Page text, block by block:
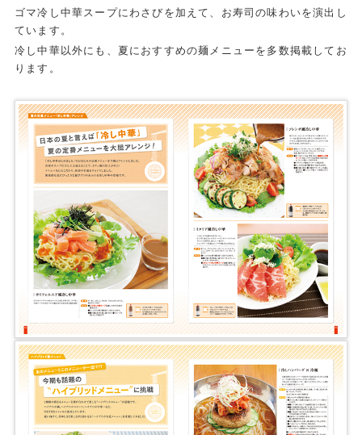
ゴマ冷し中華スープにわさびを加えて、お寿司の味わいを演出し
ています。
冷し中華以外にも、夏におすすめの麺メニューを多数掲載してお
ります。